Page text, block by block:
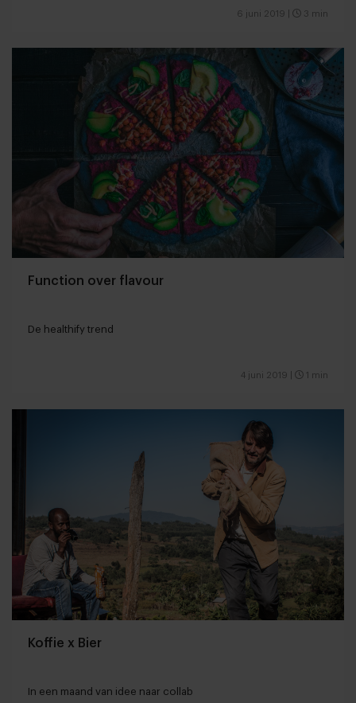
6 juni 2019 3 min
Function over flavour
De healthify trend
4 juni 2019 1 min
Koffie x Bier
In een maand van idee naar collab